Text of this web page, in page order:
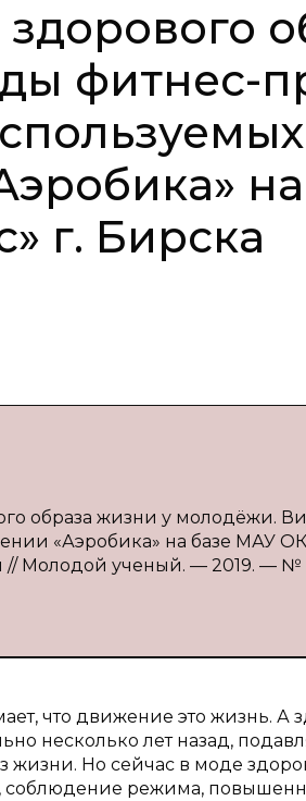
фитнес-
г. Бирска
образа жизни у молодёжи.
«Аэробика» на базе МАУ
// Молодой ученый. — 2019. — №
что движение это жизнь.
несколько лет назад,
Но сейчас в моде
соблюдение режима,